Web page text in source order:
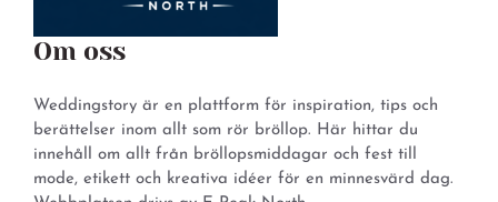
Om oss
Weddingstory är en plattform för inspiration, tips och
berättelser inom allt som rör bröllop. Här hittar du
innehåll om allt från bröllopsmiddagar och fest till
mode, etikett och kreativa idéer för en minnesvärd dag.